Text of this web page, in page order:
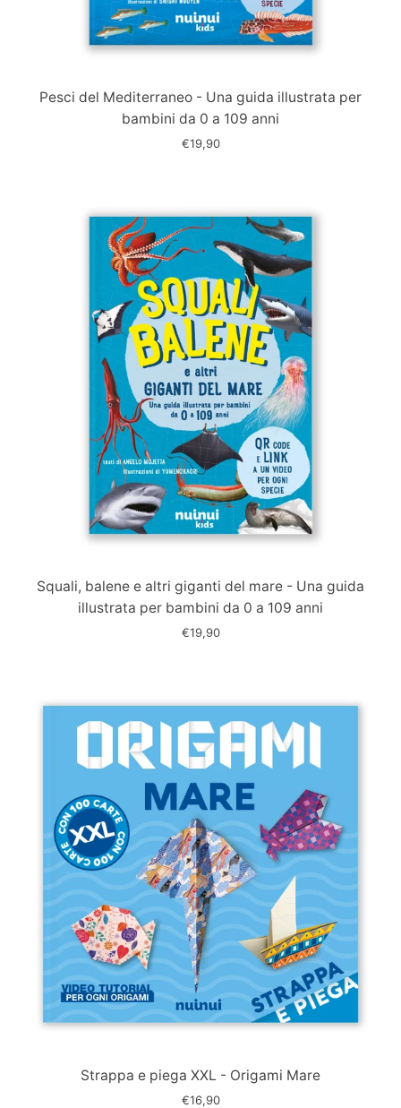
slide
Pesci del Mediterraneo - Una guida illustrata per
bambini da 0 a 109 anni
€19,90
slide
Squali, balene e altri giganti del mare - Una guida
illustrata per bambini da 0 a 109 anni
€19,90
slide
Strappa e piega XXL - Origami Mare
€16,90